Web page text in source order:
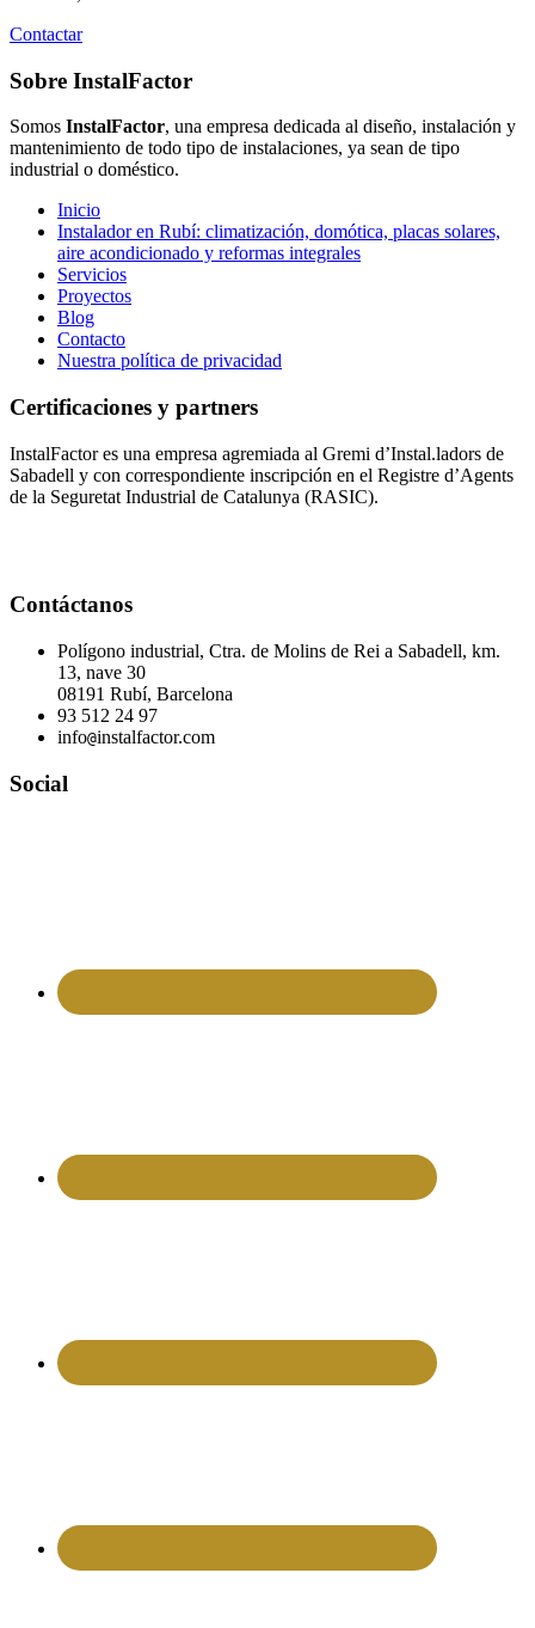
Contactar
Footer
Sobre InstalFactor
Somos InstalFactor, una empresa dedicada al diseño, instalación y
mantenimiento de todo tipo de instalaciones, ya sean de tipo
industrial o doméstico.
Inicio
Instalador en Rubí: climatización, domótica, placas solares,
aire acondicionado y reformas integrales
Servicios
Proyectos
Blog
Contacto
Nuestra política de privacidad
Certificaciones y partners
InstalFactor es una empresa agremiada al Gremi d’Instal.ladors de
Sabadell y con correspondiente inscripción en el Registre d’Agents
de la Seguretat Industrial de Catalunya (RASIC).
Contáctanos
Polígono industrial, Ctra. de Molins de Rei a Sabadell, km.
13, nave 30
08191 Rubí, Barcelona
93 512 24 97
info@instalfactor.com
Social